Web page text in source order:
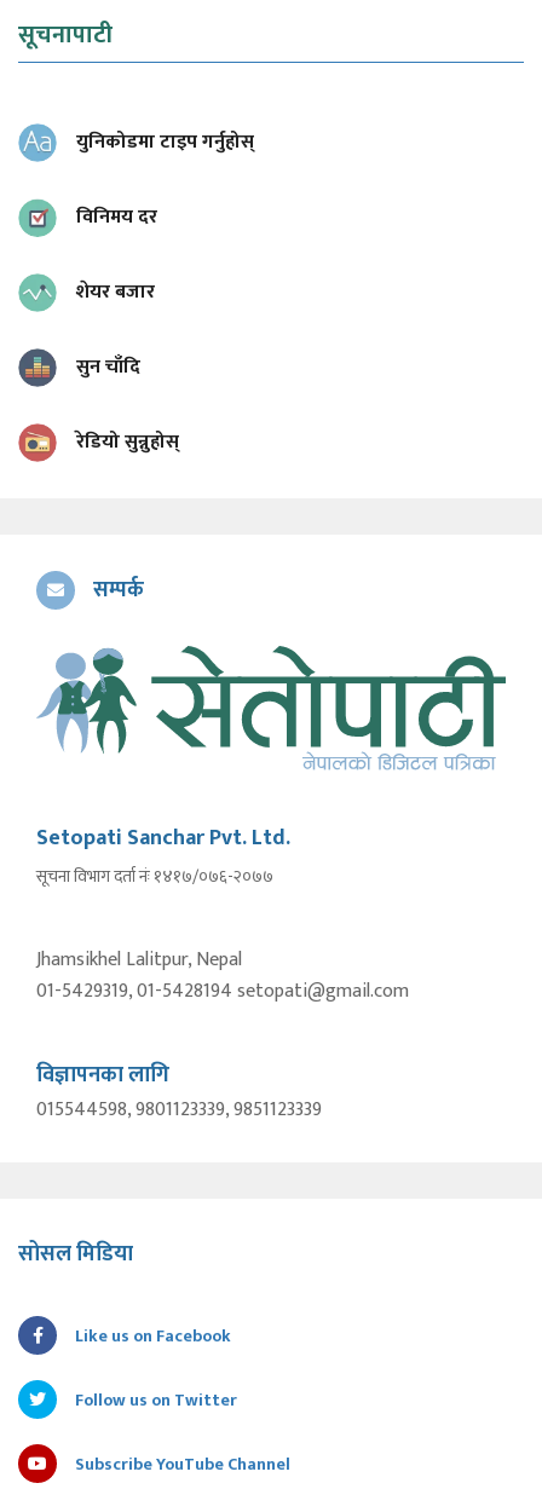
सूचनापाटी
युनिकोडमा टाइप गर्नुहोस्
विनिमय दर
शेयर बजार
सुन चाँदि
रेडियो सुन्नुहोस्
सम्पर्क
Setopati Sanchar Pvt. Ltd.
सूचना विभाग दर्ता नंः १४१७/०७६-२०७७
Jhamsikhel Lalitpur, Nepal
01-5429319, 01-5428194 setopati@gmail.com
विज्ञापनका लागि
015544598, 9801123339, 9851123339
सोसल मिडिया
Like us on Facebook
Follow us on Twitter
Subscribe YouTube Channel